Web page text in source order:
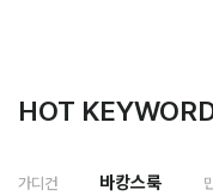
HOT
가디건 바캉스룩